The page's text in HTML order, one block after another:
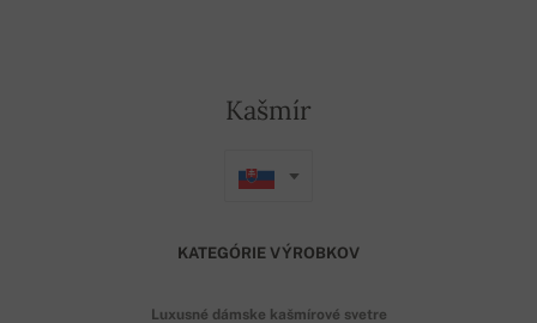
Kašmír
KATEGÓRIE VÝROBKOV
Luxusné dámske kašmírové svetre